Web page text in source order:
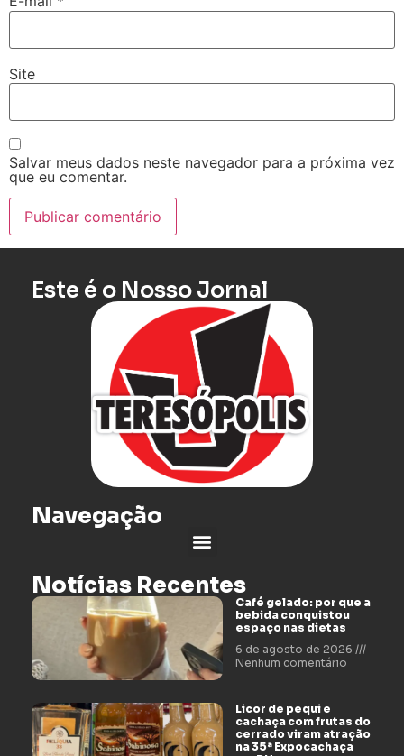
Site
Salvar meus dados neste navegador para a próxima vez
que eu comentar.
Este é o Nosso Jornal
Navegação
Notícias Recentes
Café gelado: por que a
bebida conquistou
espaço nas dietas
6 de agosto de 2026
Nenhum comentário
Licor de pequi e
cachaça com frutas do
cerrado viram atração
na 35ª Expocachaça